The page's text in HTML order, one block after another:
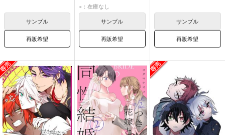
サンプル
再販希望
パーシヴァル
×：在庫なし
サンプル
再販希望
サンプル
再販希望